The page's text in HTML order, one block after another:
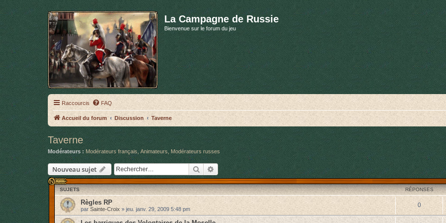
La Campagne de Russie
Bienvenue sur le forum du jeu
Raccourcis FAQ
Accueil du forum Discussion Taverne
Taverne
Modérateurs : Modérateurs français, Animateurs,Modérateurs russes
Nouveau sujet RechercherRecherche avancée
SUJETS RÉPONSES
Règles RP
par Sainte-Croix » jeu. janv. 29, 2009 5:48 pm
0